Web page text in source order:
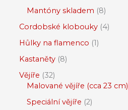
Mantóny skladem 8
Cordobské klobouky 4
Hůlky na flamenco 1
Kastaněty 8
Vějíře 32
Malované vějíře (cca 23 cm)
Speciální vějíře 2